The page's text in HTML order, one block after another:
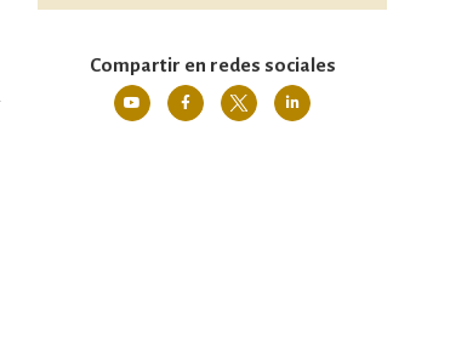
Compartir en redes sociales